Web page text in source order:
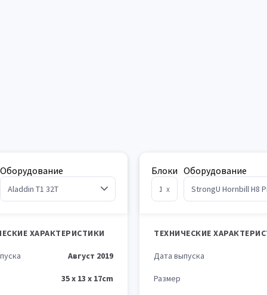
Оборудование
ХАРАКТЕРИСТИКИ
Август 2019
35 x 13 x 17cm
Блоки
x
Оборудование
ТЕХНИЧЕСКИЕ
Дата выпуска
Размер